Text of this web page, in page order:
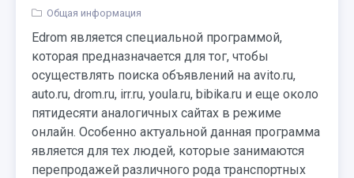
Общая информация
Edrom является специальной программой,
которая предназначается для тог, чтобы
осуществлять поиска объявлений на avito.ru,
auto.ru, drom.ru, irr.ru, youla.ru, bibika.ru и еще около
пятидесяти аналогичных сайтах в режиме
онлайн. Особенно актуальной данная программа
является для тех людей, которые занимаются
перепродажей различного рода транспортных